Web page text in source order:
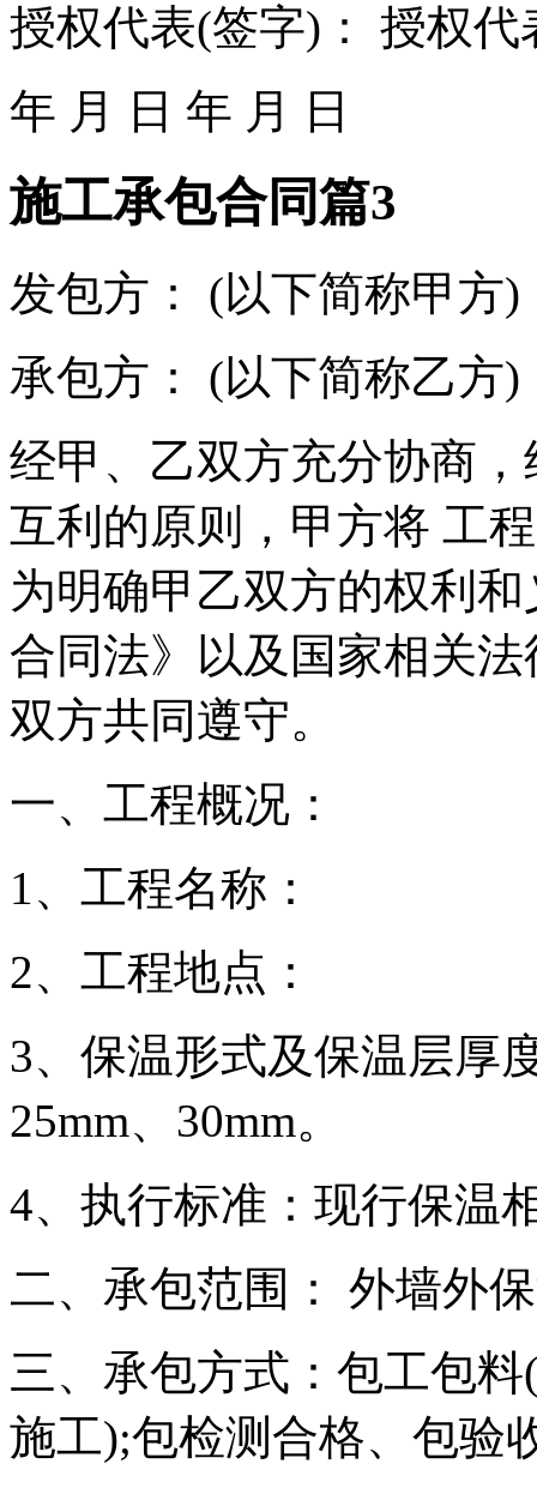
授权代表(签字)： 授权代
年 月 日 年 月 日
施工承包合同篇3
发包方： (以下简称甲方)
承包方： (以下简称乙方)
经甲、乙双方充分协商
互利的原则，甲方将 工
为明确甲乙双方的权利
合同法》以及国家相关
双方共同遵守。
一、工程概况：
1、工程名称：
2、工程地点：
3、保温形式及保温层厚
25mm、30mm。
4、执行标准：现行保温
二、承包范围： 外墙外
三、承包方式：包工包
施工);包检测合格、包验